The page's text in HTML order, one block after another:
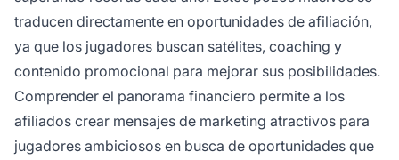
traducen directamente en oportunidades de afiliación,
ya que los jugadores buscan satélites, coaching y
contenido promocional para mejorar sus posibilidades.
Comprender el panorama financiero permite a los
afiliados crear mensajes de marketing atractivos para
jugadores ambiciosos en busca de oportunidades que